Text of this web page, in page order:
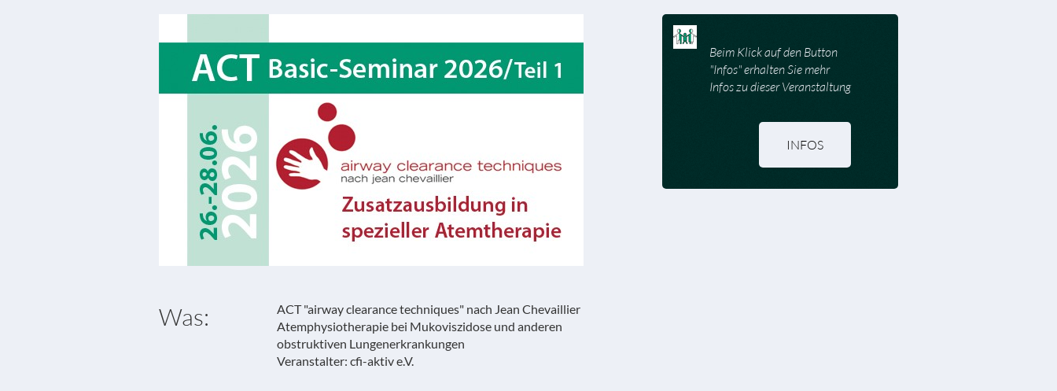
Was:
ACT "airway clearance techniques" nach Jean Chevaillier
Atemphysiotherapie bei Mukoviszidose und anderen
obstruktiven Lungenerkrankungen
Veranstalter: cfi-aktiv e.V.
Beim Klick auf den Button
"Infos" erhalten Sie mehr
Infos zu dieser Veranstaltung
INFOS